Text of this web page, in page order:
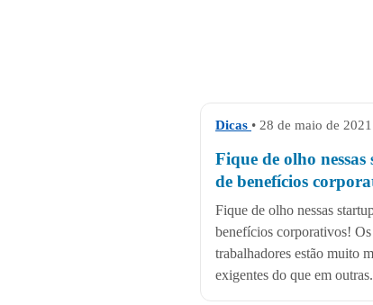
Dicas • 28 de maio de 2021
Fique de olho nessas
de benefícios
Fique de olho nessas
benefícios corporativos! Os
trabalhadores estão muito
exigentes do que em